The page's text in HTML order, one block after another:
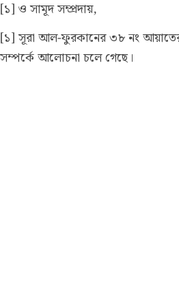
[১] ও সামূদ সম্প্রদায়,
[১] সূরা আল-ফুরকানের ৩৮ নং আয়াতের
সম্পর্কে আলোচনা চলে গেছে।